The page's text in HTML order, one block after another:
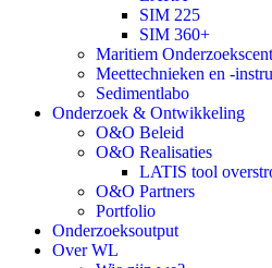
SIM 225
SIM 360+
Maritiem
Meettechnieken en -
Sedimentlabo
Onderzoek & Ontwikkeling
O&O Beleid
O&O Realisaties
LATIS tool
O&O Partners
Portfolio
Onderzoeksoutput
Over WL